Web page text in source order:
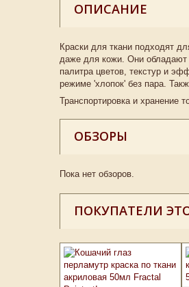
ОПИСАНИЕ
Краски для ткани подходят
даже для кожи. Они обладают
палитра цветов, текстур и
режиме 'хлопок' без пара.
Транспортировка и хранение
ОБЗОРЫ
Пока нет обзоров.
ПОКУПАТЕЛИ